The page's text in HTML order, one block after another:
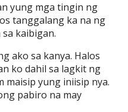
yung mga tingin ng
tanggalang ka na ng
kaibigan.
ako sa kanya. Halos
ko dahil sa lagkit ng
maisip yung iniisip nya.
pabiro na may